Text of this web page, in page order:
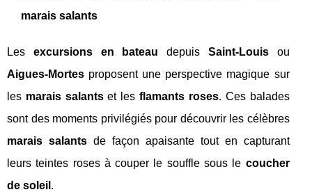
marais salants
Les excursions en bateau depuis Saint-Louisou
Aigues-Mortes proposent une perspective magique sur
les marais salantset lesflamants roses. Ces balades
sont des moments privilégiés pour découvrir les célèbres
marais salantsde façon apaisante tout en capturant
leurs teintes roses à couper le souffle sous le coucher
de soleil .